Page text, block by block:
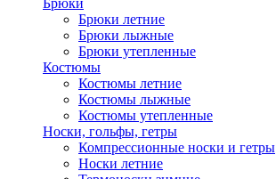
Брюки
Брюки летние
Брюки лыжные
Брюки утепленные
Костюмы
Костюмы летние
Костюмы лыжные
Костюмы утепленные
Носки, гольфы, гетры
Компрессионные носки и гетры
Носки летние